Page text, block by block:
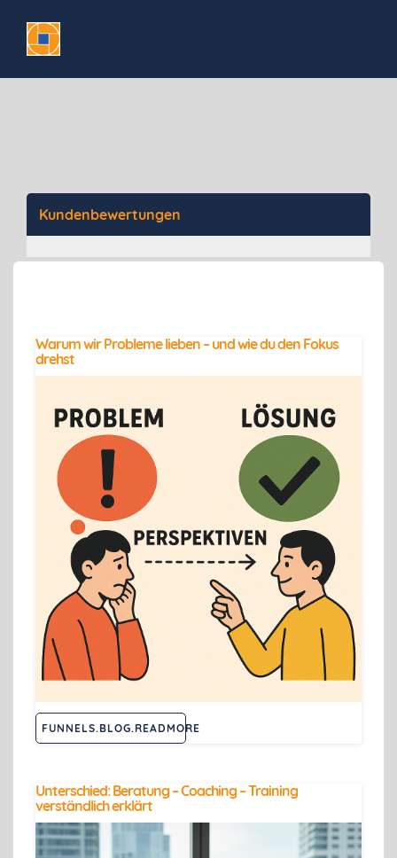
Kundenbewertungen
Warum wir Probleme lieben – und wie du den Fokus
drehst
FUNNELS.BLOG.READMORE
Unterschied: Beratung – Coaching – Training
verständlich erklärt